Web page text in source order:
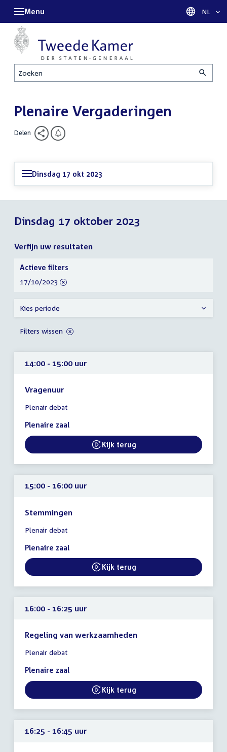
Zoeken
Menu Taal
NL
Plenaire Vergaderingen
Delen
Dinsdag 17 okt 2023
Dinsdag 17 oktober 2023
Verfijn uw resultaten
14:00 - 15:00 uur
Vragenuur
vergadering
14:00
15:00
uur
Plenair debat
Plenaire zaal
External link:
Kijk terug
15:00 - 16:00 uur
Stemmingen
vergadering
15:00
16:00
uur
Plenair debat
Plenaire zaal
External link:
Kijk terug
16:00 - 16:25 uur
Regeling van werkzaamheden
vergadering
16:00
16:25
uur
Plenair debat
Plenaire zaal
External link:
Kijk terug
16:25 - 16:45 uur
Verfijn
uw
resultaten
Actieve filters
verwijder
17/10/2023
Kies periode
Filters wissen